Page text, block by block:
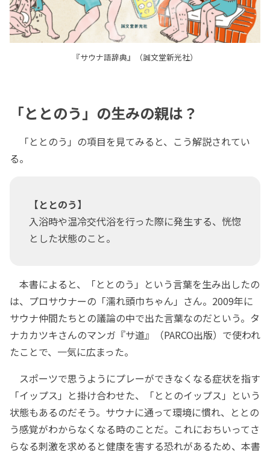
『サウナ語辞典』（誠文堂新光社）
「ととのう」の生みの親は？
「ととのう」の項目を見てみると、こう解説されてい
る。
【ととのう】
入浴時や温冷交代浴を行った際に発生する、恍惚
とした状態のこと。
本書によると、「ととのう」という言葉を生み出したの
は、プロサウナーの「濡れ頭巾ちゃん」さん。2009年に
サウナ仲間たちとの議論の中で出た言葉なのだという。タ
ナカカツキさんのマンガ『サ道』（PARCO出版）で使われ
たことで、一気に広まった。
スポーツで思うようにプレーができなくなる症状を指す
「イップス」と掛け合わせた、「ととのイップス」という
状態もあるのだそう。サウナに通って環境に慣れ、ととの
う感覚がわからなくなる時のことだ。これにおちいってさ
らなる刺激を求めると健康を害する恐れがあるため、本書